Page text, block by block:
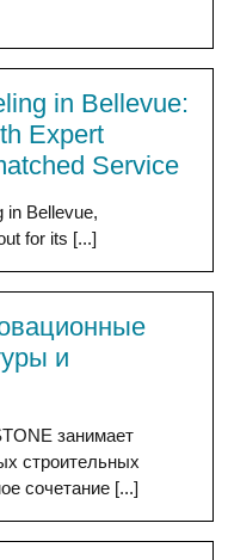
in Bellevue:
Expert
Service
in Bellevue,
for its [...]
и
занимает
строительных
сочетание [...]